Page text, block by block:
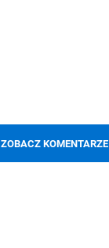
ZOBACZ KOMENTARZE